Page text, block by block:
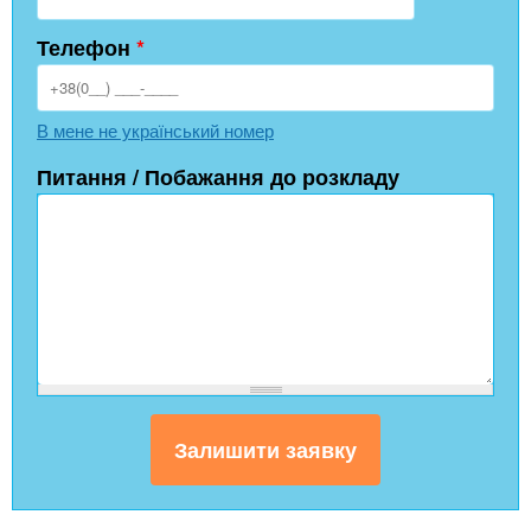
Телефон *
В мене не український номер
Питання / Побажання до розкладу